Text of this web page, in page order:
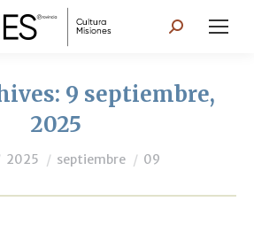
Search:
9 septiembre,
2025
here:
2025 septiembre 09